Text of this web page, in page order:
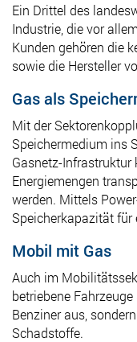
Ein Drittel des
Industrie, die vor
Kunden gehören die
sowie die Hersteller
Gas als
Mit der
Speichermedium ins
Gasnetz-Infrastruktur
Energiemengen
werden. Mittels
Speicherkapazität für
Mobil mit Gas
Auch im
betriebene
Benziner aus,
Schadstoffe.